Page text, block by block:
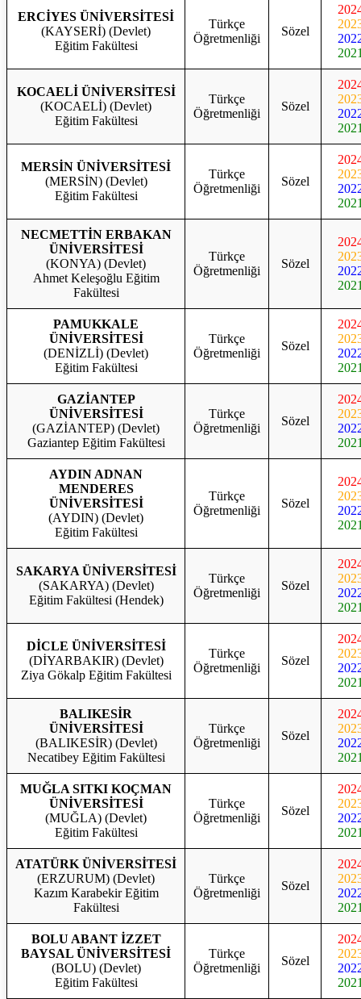
ERCİYES ÜNİVERSİTESİ
(KAYSERİ) (Devlet)
Eğitim Fakültesi
Türkçe
Öğretmenliği
Sözel
KOCAELİ ÜNİVERSİTESİ
(KOCAELİ) (Devlet)
Eğitim Fakültesi
Türkçe
Öğretmenliği
Sözel
MERSİN ÜNİVERSİTESİ
(MERSİN) (Devlet)
Eğitim Fakültesi
Türkçe
Öğretmenliği
Sözel
NECMETTİN ERBAKAN
ÜNİVERSİTESİ
(KONYA) (Devlet)
Ahmet Keleşoğlu Eğitim
Fakültesi
Türkçe
Öğretmenliği
Sözel
PAMUKKALE
ÜNİVERSİTESİ
(DENİZLİ) (Devlet)
Eğitim Fakültesi
Türkçe
Öğretmenliği
Sözel
GAZİANTEP
ÜNİVERSİTESİ
(GAZİANTEP) (Devlet)
Gaziantep Eğitim Fakültesi
Türkçe
Öğretmenliği
Sözel
AYDIN ADNAN
MENDERES
ÜNİVERSİTESİ
(AYDIN) (Devlet)
Eğitim Fakültesi
Türkçe
Öğretmenliği
Sözel
SAKARYA ÜNİVERSİTESİ
(SAKARYA) (Devlet)
Eğitim Fakültesi (Hendek)
Türkçe
Öğretmenliği
Sözel
DİCLE ÜNİVERSİTESİ
(DİYARBAKIR) (Devlet)
Ziya Gökalp Eğitim Fakültesi
Türkçe
Öğretmenliği
Sözel
BALIKESİR
ÜNİVERSİTESİ
(BALIKESİR) (Devlet)
Necatibey Eğitim Fakültesi
Türkçe
Öğretmenliği
Sözel
MUĞLA SITKI KOÇMAN
ÜNİVERSİTESİ
(MUĞLA) (Devlet)
Eğitim Fakültesi
Türkçe
Öğretmenliği
Sözel
ATATÜRK ÜNİVERSİTESİ
(ERZURUM) (Devlet)
Kazım Karabekir Eğitim
Fakültesi
Türkçe
Öğretmenliği
Sözel
BOLU ABANT İZZET
BAYSAL ÜNİVERSİTESİ
(BOLU) (Devlet)
Eğitim Fakültesi
Türkçe
Öğretmenliği
Sözel